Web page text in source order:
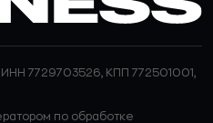
7729703526, КПП 772501001,
по обработке